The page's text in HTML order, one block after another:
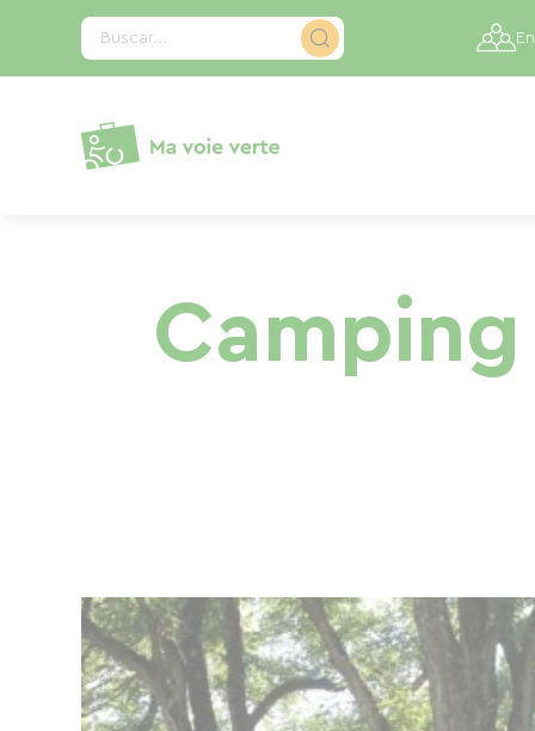
Buscar...
Panel de gestión de cookies